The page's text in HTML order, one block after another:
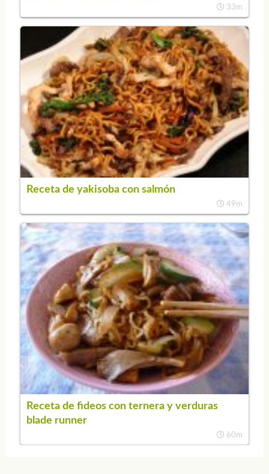
33m
Receta de yakisoba con salmón
49m
Receta de fideos con ternera y verduras
blade runner
60m